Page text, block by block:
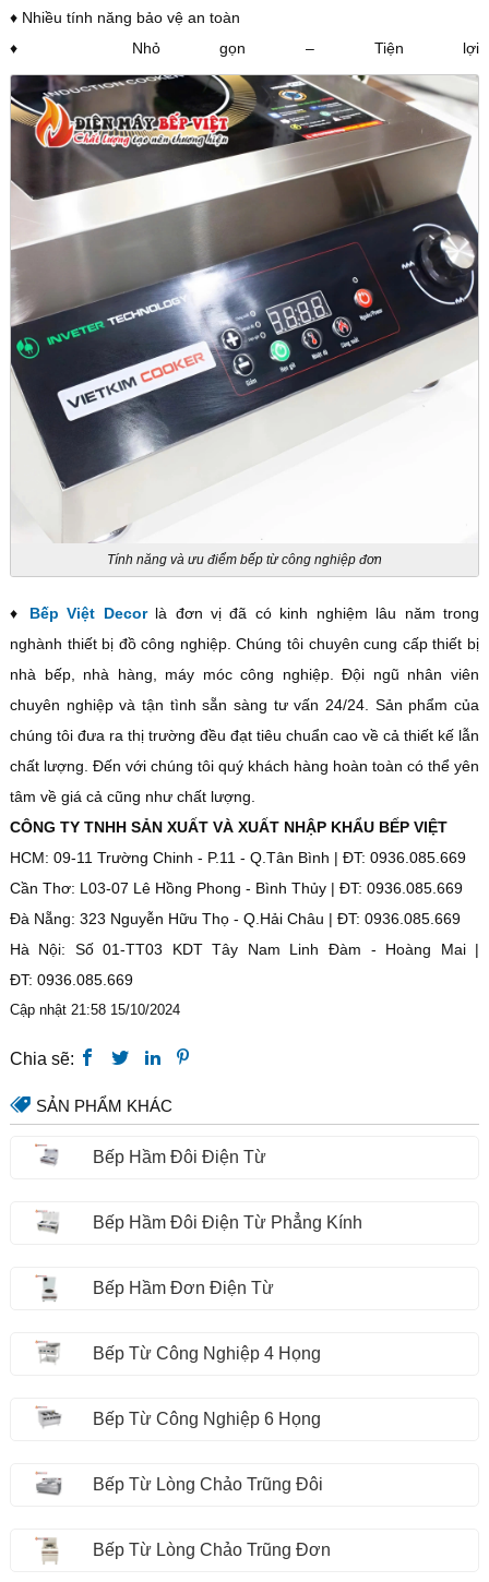
♦ Nhiều tính năng bảo vệ an toàn
♦ Nhỏ gọn – Tiện lợi
Tính năng và ưu điểm bếp từ công nghiệp đơn
♦ Bếp Việt Decorlà đơn vị đã có kinh nghiệm lâu năm trong
nghành thiết bị đồ công nghiệp. Chúng tôi chuyên cung cấp thiết bị
nhà bếp, nhà hàng, máy móc công nghiệp. Đội ngũ nhân viên
chuyên nghiệp và tận tình sẵn sàng tư vấn 24/24. Sản phẩm của
chúng tôi đưa ra thị trường đều đạt tiêu chuẩn cao về cả thiết kế lẫn
chất lượng. Đến với chúng tôi quý khách hàng hoàn toàn có thể yên
tâm về giá cả cũng như chất lượng.
CÔNG TY TNHH SẢN XUẤT VÀ XUẤT NHẬP KHẨU BẾP VIỆT
HCM: 09-11 Trường Chinh - P.11 - Q.Tân Bình | ĐT: 0936.085.669
Cần Thơ: L03-07 Lê Hồng Phong - Bình Thủy | ĐT: 0936.085.669
Đà Nẵng: 323 Nguyễn Hữu Thọ - Q.Hải Châu | ĐT: 0936.085.669
Hà Nội: Số 01-TT03 KDT Tây Nam Linh Đàm - Hoàng Mai |
ĐT: 0936.085.669
Cập nhật 21:58 15/10/2024
Chia sẽ:
SẢN PHẨM KHÁC
Bếp Hầm Đôi Điện Từ
Bếp Hầm Đôi Điện Từ Phẳng Kính
Bếp Hầm Đơn Điện Từ
Bếp Từ Công Nghiệp 4 Họng
Bếp Từ Công Nghiệp 6 Họng
Bếp Từ Lòng Chảo Trũng Đôi
Bếp Từ Lòng Chảo Trũng Đơn